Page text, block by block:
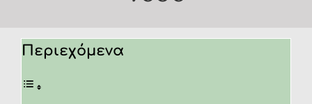
Περιεχόμενα